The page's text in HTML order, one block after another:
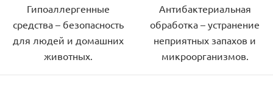
Гипоаллергенные
средства – безопасность
для людей и домашних
животных.
Антибактериальная
обработка – устранение
неприятных запахов и
микроорганизмов.